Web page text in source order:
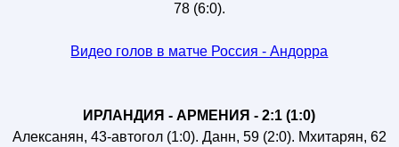
78 (6:0).
Видео голов в матче Россия - Андорра
ИРЛАНДИЯ - АРМЕНИЯ - 2:1 (1:0)
Алексанян, 43-автогол (1:0). Данн, 59 (2:0). Мхитарян, 62